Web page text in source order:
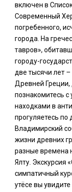
включен в
Современный
погребенного,
города. На
тавров»,
городу-
две тысячи лет –
Древней
познакомитесь
находками в
прогуляетесь по
Владимирский
жизни древних
разные времена
Ялту. Экскурсия
симпатичный
утёсе вы